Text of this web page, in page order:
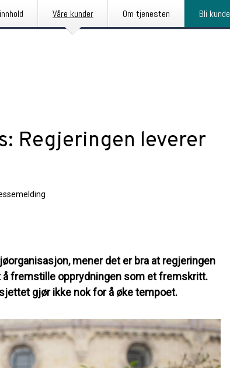
Våre kunder Om tjenesten Bli kunde
Regjeringen leverer
mener det er bra at regjeringen
å fremstille opprydningen som et fremskritt.
gjør ikke nok for å øke tempoet.